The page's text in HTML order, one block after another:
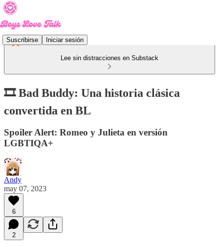
Suscribirse Iniciar sesión
Lee sin distracciones en Substack
🎞 Bad Buddy: Una historia clásica
convertida en BL
Spoiler Alert: Romeo y Julieta en versión
LGBTIQA+
Andy
may 07, 2023
6
2